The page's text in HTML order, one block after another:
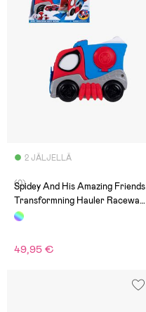
2 JÄLJELLÄ
(0)
Spidey And His Amazing Friends
Transformning Hauler Raceway
Ajoneuvo
49,95 €